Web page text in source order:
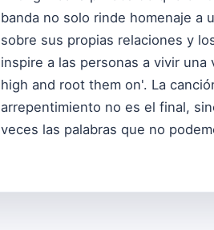
banda no solo rinde homenaje a
sobre sus propias relaciones y
inspire a las personas a vivir
high and root them on'. La
arrepentimiento no es el final,
veces las palabras que no